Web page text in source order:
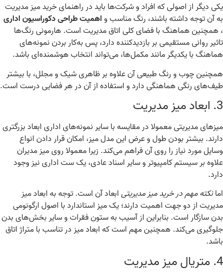
دیگر از اصولی که افراد و شرکت‌ها باید در راهنمای خرید میز مدیریت
آن توجه داشته باشند، رنگ مناسب واهمیت طراحی دکوراسیون اداری
هماهنگ با فضای کلی اتاق مدیریت است.هارمونی رنگ‌ها
روانی مستقیمی بر بازدیدکننده دارد، پس به‌کار بردن نمونه‌های
با یکدیگر مانند مکمل‌ها، می‌تواند انتخاب هوشمنده‌ای باشد.
چوب و رنگ طبیعی آن علاوه‌ بر ظاهری شیک و مجلل، با بیشتر
رنگی هماهنگی دارد و استفاده از آن در هر فضایی درست است.
ابعاد میز مدیریت
مدیریتی معمولا در مقایسه با سایر نمونه‌های اداری ابعاد بزرگتری
.بیشتر بودن طول و عرض این مدل میز، امکان قرار دادن انواع
مورد نیاز را روی آن فراهم می‌کند.زیرا معمولا روی میز مدیران
‌بر سیستم کامپیوتر و سایر اسناد عادی، یک ست اداری نیز وجود
.
نکته مهم در خرید میز مدیریتیابعاد آن است. توجه به ابعاد میز
از دو جهت اهمیت دارند؛ یک میز استاندارد با اصول ارگونومی
سازگار است. بنابراین از آسیب به ستون فقرات و سایر بخش‌های بدن
می‌کند. همچنین مهم است که ابعاد میز در تناسب با متراژ اتاق
.
متریال میز مدیریت